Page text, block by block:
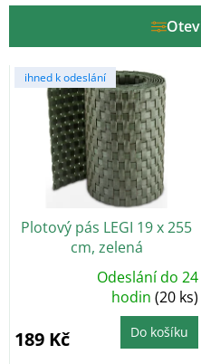
k
V
ý
ihned k odeslání
Plotový pás LEGI 19 x 255
cm, zelená
5,0
z
5
Odeslání do 24
hodin(20 ks)
189 Kč Do košíku